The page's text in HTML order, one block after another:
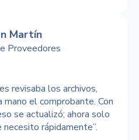
Martín
Proveedores
revisaba los archivos,
mano el comprobante. Con
se actualizó; ahora solo
rápidamente”.